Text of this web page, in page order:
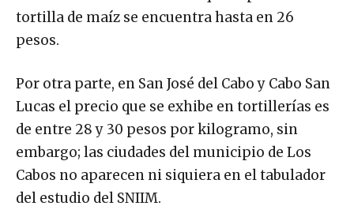
tortilla de maíz se encuentra hasta en 26
pesos.
Por otra parte, en San José del Cabo y Cabo San
Lucas el precio que se exhibe en tortillerías es
de entre 28 y 30 pesos por kilogramo, sin
embargo; las ciudades del municipio de Los
Cabos no aparecen ni siquiera en el tabulador
del estudio del SNIIM.